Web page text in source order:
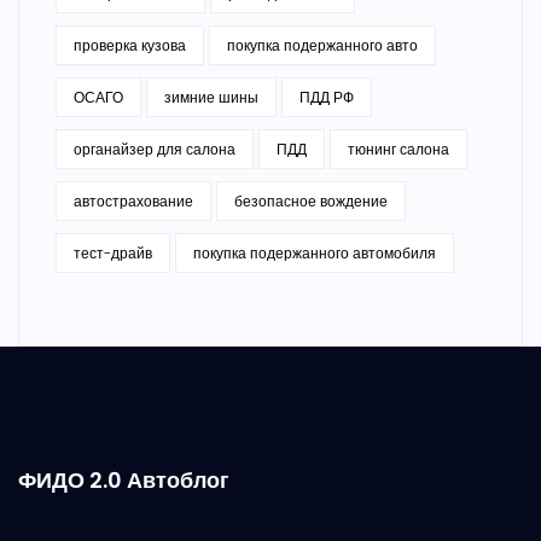
проверка кузова покупка подержанного авто
ОСАГО зимние шины ПДД РФ
органайзер для салона ПДД тюнинг салона
автострахование безопасное вождение
тест-драйв покупка подержанного автомобиля
ФИДО 2.0 Автоблог